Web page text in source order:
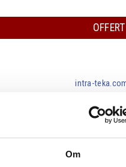
Om
OFFERT
intra-